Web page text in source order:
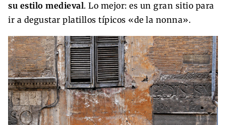
su estilo medieval. Lo mejor: es un gran sitio para
ir a degustar platillos típicos «de la nonna».